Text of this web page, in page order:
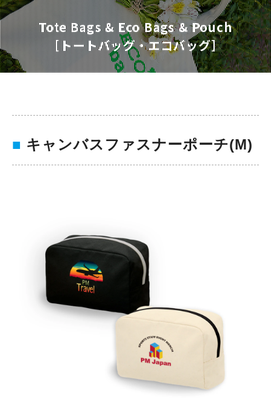
Tote Bags & Eco Bags & Pouch
［トートバッグ・エコバッグ］
■ キャンバスファスナーポーチ(M)